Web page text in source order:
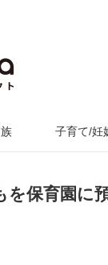
子育て/妊
を保育園に